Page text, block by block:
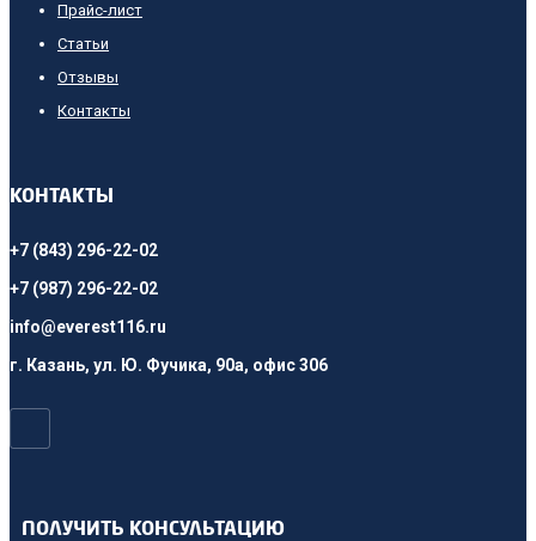
Прайс-лист
Cтатьи
Отзывы
Контакты
КОНТАКТЫ
+7 (843) 296-22-02
+7 (987) 296-22-02
info@everest116.ru
г. Казань, ул. Ю. Фучика, 90а, офис 306
ПОЛУЧИТЬ КОНСУЛЬТАЦИЮ